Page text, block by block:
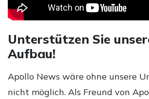
Unterstützen Sie
Aufbau!
Apollo News wäre ohne unsere
nicht möglich. Als Freund von